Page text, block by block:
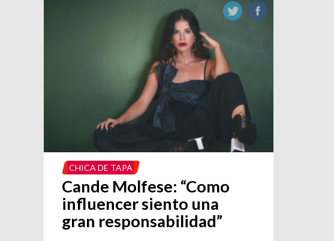
CHICA DE TAPA
Cande Molfese: “Como
influencer siento una
gran responsabilidad”